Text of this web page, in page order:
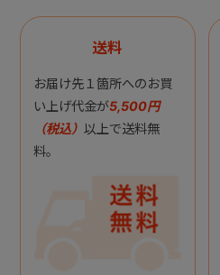
送料
お届け先１箇所へのお買
い上げ代金が5,500円
（税込） 以上で送料無
料。